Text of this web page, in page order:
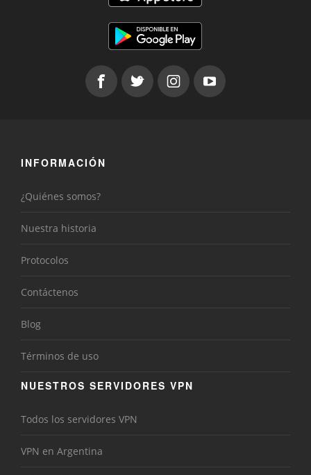
INFORMACIÓN
¿Quiénes somos?
Nuestra historia
Protocolos
Contáctenos
Blog
Términos de uso
NUESTROS SERVIDORES VPN
Todos los servidores VPN
VPN en Argentina